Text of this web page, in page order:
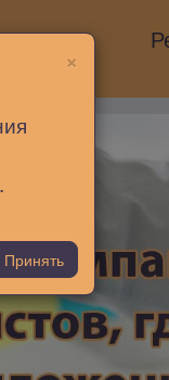
×
Принять